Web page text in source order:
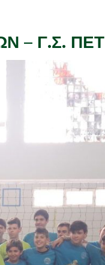
– Γ.Σ.